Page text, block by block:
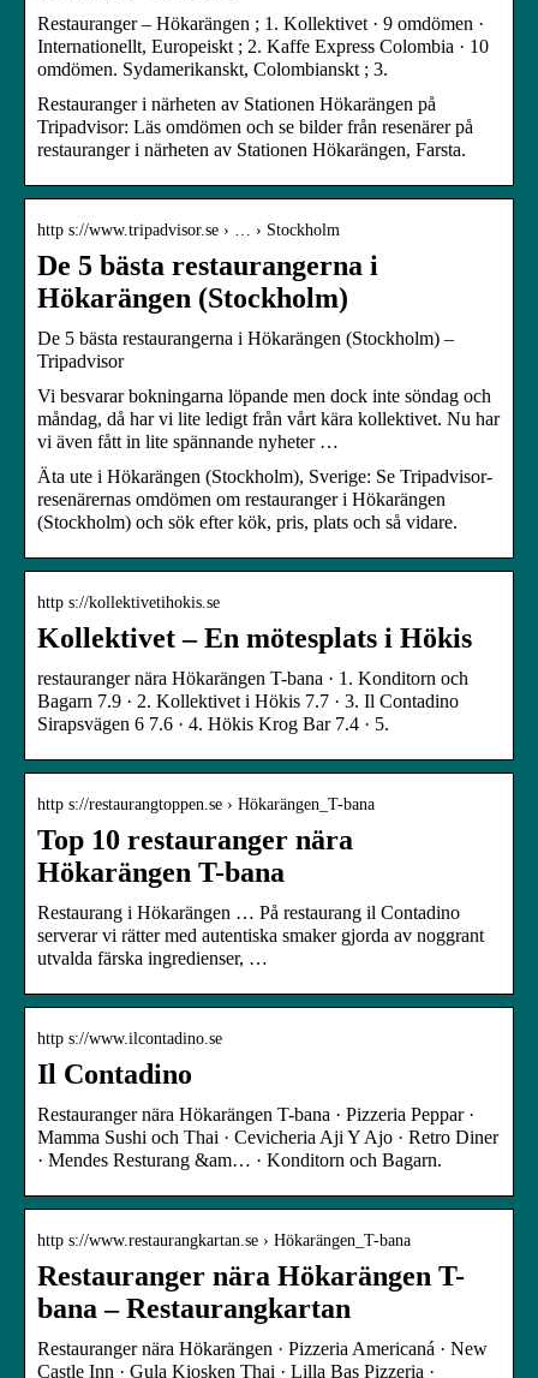
Restauranger – Hökarängen ; 1. Kollektivet · 9 omdömen ·
Internationellt, Europeiskt ; 2. Kaffe Express Colombia · 10
omdömen. Sydamerikanskt, Colombianskt ; 3.
Restauranger i närheten av Stationen Hökarängen på
Tripadvisor: Läs omdömen och se bilder från resenärer på
restauranger i närheten av Stationen Hökarängen, Farsta.
http s://www.tripadvisor.se › … › Stockholm
De 5 bästa restaurangerna i
Hökarängen (Stockholm)
De 5 bästa restaurangerna i Hökarängen (Stockholm) –
Tripadvisor
Vi besvarar bokningarna löpande men dock inte söndag och
måndag, då har vi lite ledigt från vårt kära kollektivet. Nu har
vi även fått in lite spännande nyheter …
Äta ute i Hökarängen (Stockholm), Sverige: Se Tripadvisor-
resenärernas omdömen om restauranger i Hökarängen
(Stockholm) och sök efter kök, pris, plats och så vidare.
http s://kollektivetihokis.se
Kollektivet – En mötesplats i Hökis
restauranger nära Hökarängen T-bana · 1. Konditorn och
Bagarn 7.9 · 2. Kollektivet i Hökis 7.7 · 3. Il Contadino
Sirapsvägen 6 7.6 · 4. Hökis Krog Bar 7.4 · 5.
http s://restaurangtoppen.se › Hökarängen_T-bana
Top 10 restauranger nära
Hökarängen T-bana
Restaurang i Hökarängen … På restaurang il Contadino
serverar vi rätter med autentiska smaker gjorda av noggrant
utvalda färska ingredienser, …
http s://www.ilcontadino.se
Il Contadino
Restauranger nära Hökarängen T-bana · Pizzeria Peppar ·
Mamma Sushi och Thai · Cevicheria Aji Y Ajo · Retro Diner
· Mendes Resturang &am… · Konditorn och Bagarn.
http s://www.restaurangkartan.se › Hökarängen_T-bana
Restauranger nära Hökarängen T-
bana – Restaurangkartan
Restauranger nära Hökarängen · Pizzeria Americaná · New
Castle Inn · Gula Kiosken Thai · Lilla Bas Pizzeria ·